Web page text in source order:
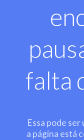
falta
Essa pode
a página está